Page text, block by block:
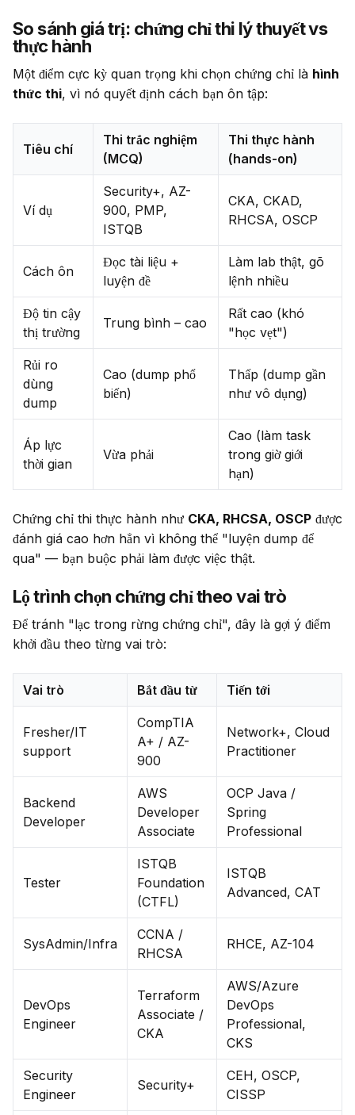
So sánh giá trị: chứng chỉ thi lý thuyết vs
thực hành
Một điểm cực kỳ quan trọng khi chọn chứng chỉ là hình
thức thi, vì nó quyết định cách bạn ôn tập:
Tiêu chí
Thi trắc nghiệm
(MCQ)
Thi thực hành
(hands-on)
Ví dụ
Security+, AZ-
900, PMP,
ISTQB
CKA, CKAD,
RHCSA, OSCP
Cách ôn
Đọc tài liệu +
luyện đề
Làm lab thật, gõ
lệnh nhiều
Độ tin cậy
thị trường
Trung bình – cao
Rất cao (khó
"học vẹt")
Rủi ro
dùng
dump
Cao (dump phổ
biến)
Thấp (dump gần
như vô dụng)
Áp lực
thời gian
Vừa phải
Cao (làm task
trong giờ giới
hạn)
Chứng chỉ thi thực hành như CKA, RHCSA, OSCP được
đánh giá cao hơn hẳn vì không thể "luyện dump để
qua" — bạn buộc phải làm được việc thật.
Lộ trình chọn chứng chỉ theo vai trò
Để tránh "lạc trong rừng chứng chỉ", đây là gợi ý điểm
khởi đầu theo từng vai trò:
Vai trò Bắt đầu từ Tiến tới
Fresher/IT
support
CompTIA
A+ / AZ-
900
Network+, Cloud
Practitioner
Backend
Developer
AWS
Developer
Associate
OCP Java /
Spring
Professional
Tester
ISTQB
Foundation
(CTFL)
ISTQB
Advanced, CAT
SysAdmin/Infra
CCNA /
RHCSA
RHCE, AZ-104
DevOps
Engineer
Terraform
Associate /
CKA
AWS/Azure
DevOps
Professional,
CKS
Security
Engineer
Security+
CEH, OSCP,
CISSP